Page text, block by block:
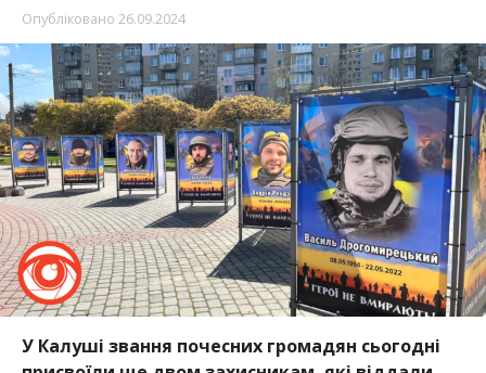
Опубліковано 26.09.2024
У Калуші звання почесних громадян сьогодні